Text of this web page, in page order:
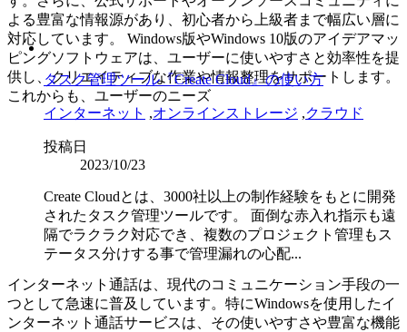
よる豊富な情報源があり、初心者から上級者まで幅広い層に
対応しています。 Windows版やWindows 10版のアイデアマッ
ピングソフトウェアは、ユーザーに使いやすさと効率性を提
供し、クリエイティブな作業や情報整理をサポートします。
これからも、ユーザーのニーズ
インターネット通話は、現代のコミュニケーション手段の一
つとして急速に普及しています。特にWindowsを使用したイ
ンターネット通話サービスは、その使いやすさや豊富な機能
タスク管理ツール『Create Cloud』の使い方
インターネット ,オンラインストレージ ,クラウド
投稿日
2023/10/23
Create Cloudとは、3000社以上の制作経験をもとに開発
されたタスク管理ツールです。 面倒な赤入れ指示も遠
隔でラクラク対応でき、複数のプロジェクト管理もス
テータス分けする事で管理漏れの心配...